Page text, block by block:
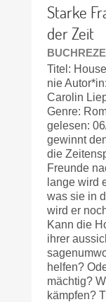
Starke
der Zeit
Titel:
nie
Carolin
Genre:
gelesen:
gewinnt
die
Freunde
lange wird
was sie in
wird er
Kann die
ihrer
helfen?
mächtig?
kämpfen?